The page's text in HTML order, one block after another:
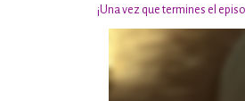
¡Una vez que termines el